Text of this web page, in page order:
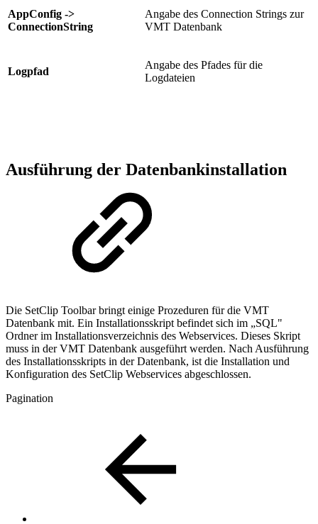
AppConfig ->
ConnectionString
Angabe des Connection Strings zur
VMT Datenbank
Logpfad
Angabe des Pfades für die
Logdateien
Ausführung der Datenbankinstallation
Die SetClip Toolbar bringt einige Prozeduren für die VMT
Datenbank mit. Ein Installationsskript befindet sich im „SQL"
Ordner im Installationsverzeichnis des Webservices. Dieses Skript
muss in der VMT Datenbank ausgeführt werden. Nach Ausführung
des Installationsskripts in der Datenbank, ist die Installation und
Konfiguration des SetClip Webservices abgeschlossen.
Pagination